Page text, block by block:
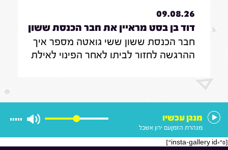
09.08.26
דוד בן בסט מראיין את חבר הכנסת ששון
ששי גואטה|7.8.26
חבר הכנסת ששון ששי גואטה מספר איך
ההרגשה לחזור לביתו לאחר הפינוי לאילת
מנגן עכשיו
מנהרת הזמןעם ירון אשבל
[insta-gallery id="0"]